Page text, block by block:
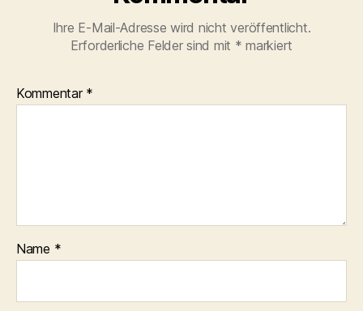
Ihre E-Mail-Adresse wird nicht veröffentlicht.
Erforderliche Felder sind mit * markiert
Kommentar *
Name *